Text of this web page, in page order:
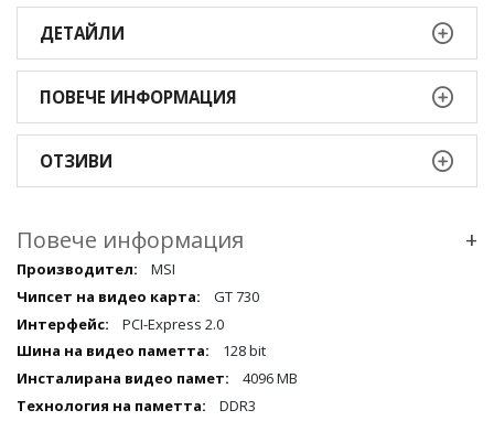
ДЕТАЙЛИ
ПОВЕЧЕ ИНФОРМАЦИЯ
ОТЗИВИ
Повече информация +
Повече
информация
MSI
GT 730
PCI-Express 2.0
128 bit
4096 MB
DDR3